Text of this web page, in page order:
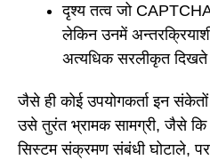
दृश्य तत्व जो
लेकिन उनमें
अत्यधिक सरलीकृत
जैसे ही कोई उपयोगकर्ता इन
उसे तुरंत भ्रामक सामग्री, जैसे कि
सिस्टम संक्रमण संबंधी घोटाले,